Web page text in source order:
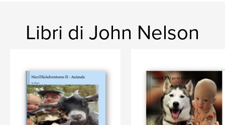
Libri di John Nelson